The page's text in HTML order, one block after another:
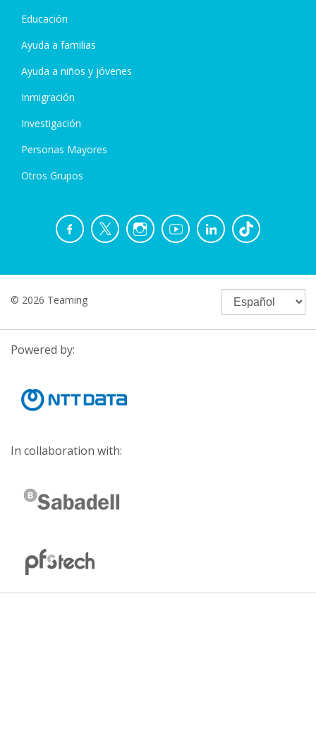
Educación
Ayuda a familias
Ayuda a niños y jóvenes
Inmigración
Investigación
Personas Mayores
Otros Grupos
© 2026 Teaming
Powered by:
In collaboration with: